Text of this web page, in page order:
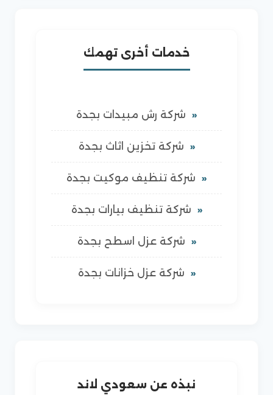
خدمات أخرى تهمك
شركة رش مبيدات بجدة
شركة تخزين اثاث بجدة
شركة تنظيف موكيت بجدة
شركة تنظيف بيارات بجدة
شركة عزل اسطح بجدة
شركة عزل خزانات بجدة
نبذه عن سعودي لاند